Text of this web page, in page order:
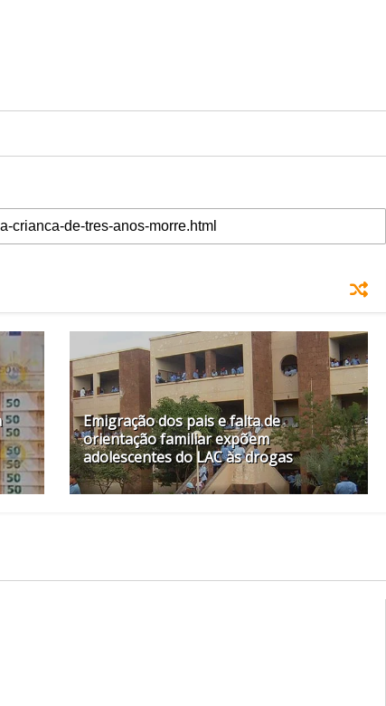
Emigração dos pais e falta de
orientação familiar expõem
adolescentes do LAC às drogas